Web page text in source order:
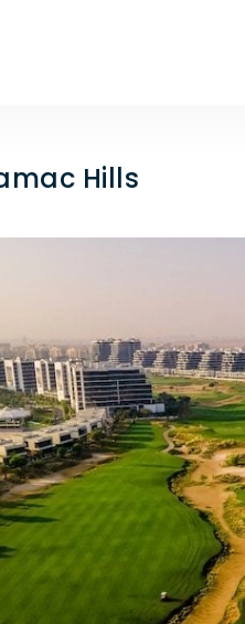
Hills